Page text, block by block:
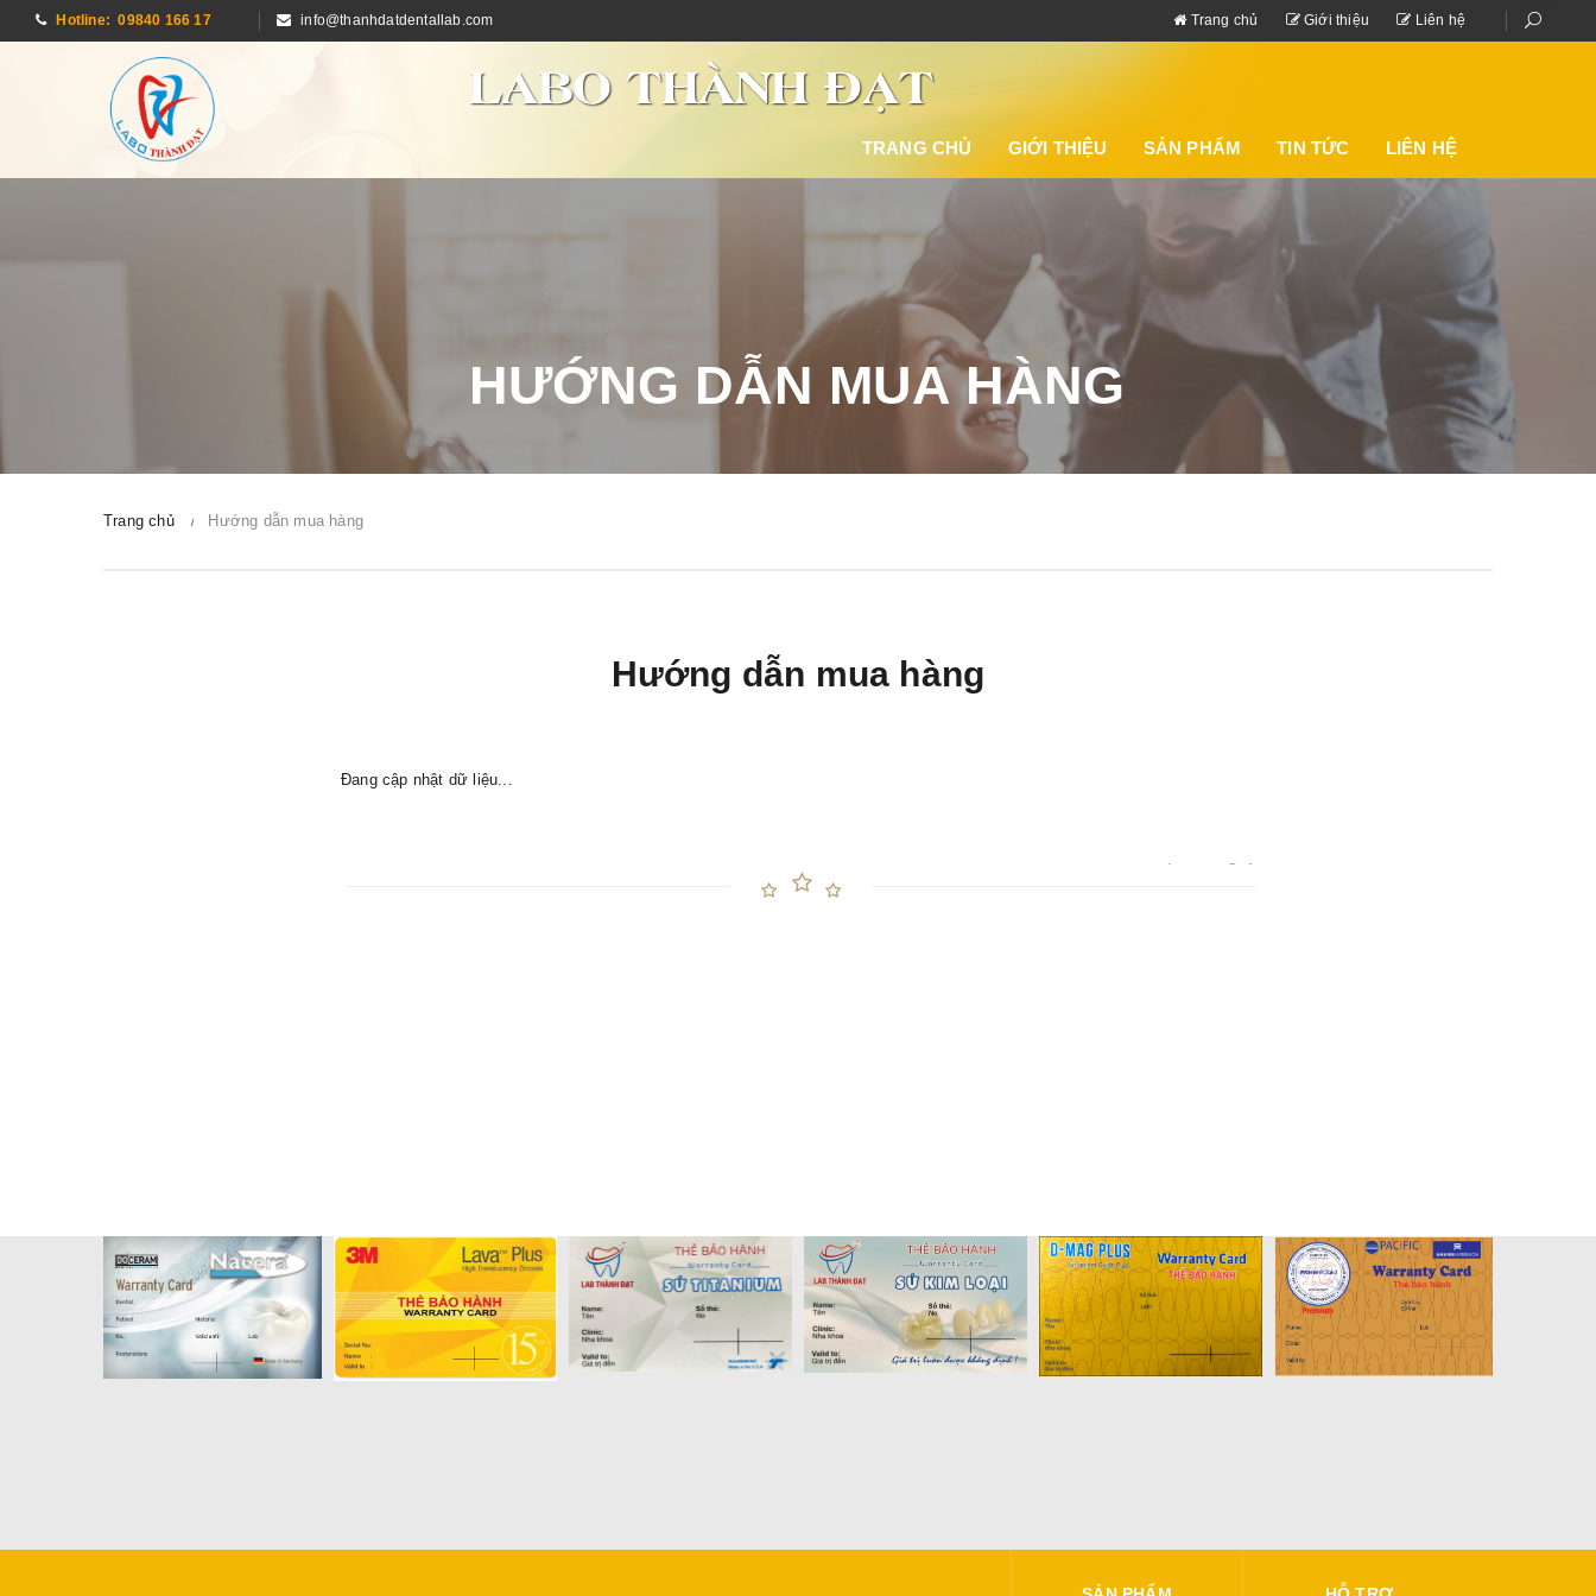
Hotline: 09840 166 17 info@thanhdatdentallab.com Trang chủ Giới thiệu Liên hệ
TRANG CHỦ GIỚI THIỆU SẢN PHẨM TIN TỨC LIÊN HỆ
HƯỚNG DẪN MUA HÀNG
Trang chủ Hướng dẫn mua hàng
Hướng dẫn mua hàng
Đang cập nhật dữ liệu...